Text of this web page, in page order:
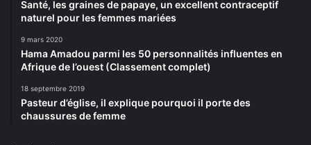
Santé, les graines de papaye, un excellent contraceptif
naturel pour les femmes mariées
9 mars 2020
Hama Amadou parmi les 50 personnalités influentes en
Afrique de l’ouest (Classement complet)
18 septembre 2019
Pasteur d’église, il explique pourquoi il porte des
chaussures de femme